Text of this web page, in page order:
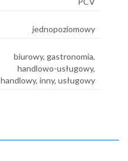
jednopoziomowy
biurowy, gastronomia,
handlowo-usługowy,
handlowy, inny, usługowy